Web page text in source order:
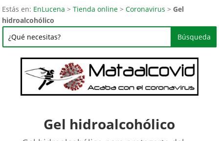
Estás en: EnLucena >Tienda online >Coronavirus >Gel
hidroalcohólico
Gel hidroalcohólico